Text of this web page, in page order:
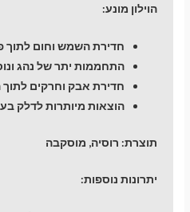
הוילון מונע:
חדירת השמש וחום לתוך
התחממות יתר של נהג
חדירת אבק וחרקים
הוצאות מיותרות לדלק
תוצרת: רוסיה, מוסקבה
יתרונות נוספות: